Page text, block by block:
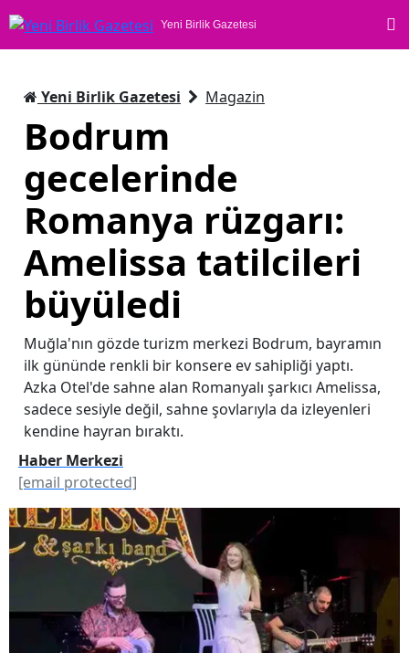
Yeni Birlik Gazetesi
Yeni Birlik Gazetesi Magazin
Bodrum
gecelerinde
Romanya rüzgarı:
Amelissa tatilcileri
büyüledi
Muğla'nın gözde turizm merkezi Bodrum, bayramın
ilk gününde renkli bir konsere ev sahipliği yaptı.
Azka Otel'de sahne alan Romanyalı şarkıcı Amelissa,
sadece sesiyle değil, sahne şovlarıyla da izleyenleri
kendine hayran bıraktı.
Haber Merkezi
[email protected]